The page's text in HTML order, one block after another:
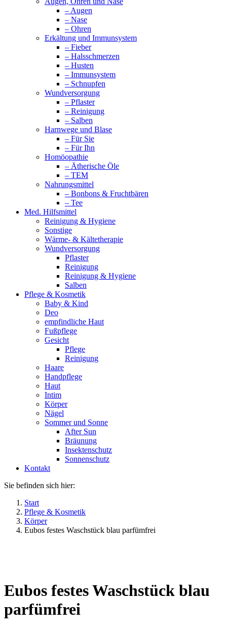
– Augen
– Nase
– Ohren
Erkältung und Immunsystem
– Fieber
– Halsschmerzen
– Husten
– Immunsystem
– Schnupfen
Wundversorgung
– Pflaster
– Reinigung
– Salben
Harnwege und Blase
– Für Sie
– Für Ihn
Homöopathie
– Ätherische Öle
– TEM
Nahrungsmittel
– Bonbons & Fruchtbären
– Tee
Med. Hilfsmittel
Reinigung & Hygiene
Sonstige
Wärme- & Kältetherapie
Wundversorgung
Pflaster
Reinigung
Reinigung & Hygiene
Salben
Pflege & Kosmetik
Baby & Kind
Deo
empfindliche Haut
Fußpflege
Gesicht
Pflege
Reinigung
Haare
Handpflege
Haut
Intim
Körper
Nägel
Sommer und Sonne
After Sun
Bräunung
Insektenschutz
Sonnenschutz
Kontakt
Sie befinden sich hier:
Start
Pflege & Kosmetik
Körper
Eubos festes Waschstück blau parfümfrei
Eubos festes Waschstück blau
parfümfrei